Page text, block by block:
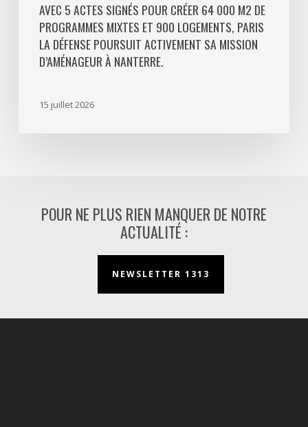
Défense
poursuit
activement
AVEC 5 ACTES SIGNÉS POUR CRÉER 64 000 M2 DE
PROGRAMMES MIXTES ET 900 LOGEMENTS, PARIS
LA DÉFENSE POURSUIT ACTIVEMENT SA MISSION
D’AMÉNAGEUR À NANTERRE.
15 juillet 2026
POUR NE PLUS RIEN MANQUER DE NOTRE
ACTUALITÉ :
NEWSLETTER 1313